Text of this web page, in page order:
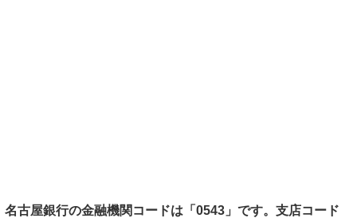
名古屋銀行の金融機関コードは「0543」です。支店コード